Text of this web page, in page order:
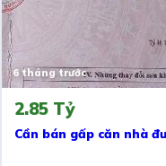
6 tháng trước
2.85 Tỷ
Cần bán gấp căn nhà